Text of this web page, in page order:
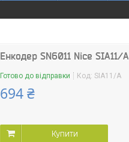
Енкодер SN6011 Nice SIA11/A
Готово до відправки Код: SIA11/A
694 ₴
Купити